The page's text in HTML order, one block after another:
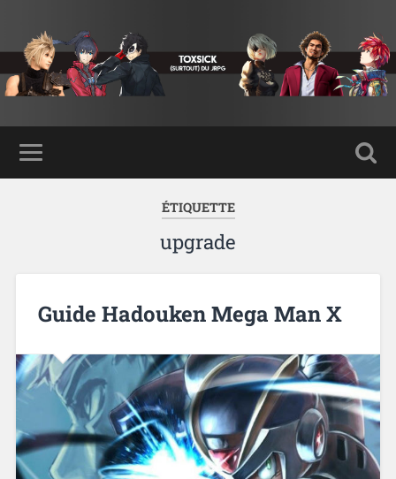
ÉTIQUETTE
upgrade
Guide Hadouken Mega Man X